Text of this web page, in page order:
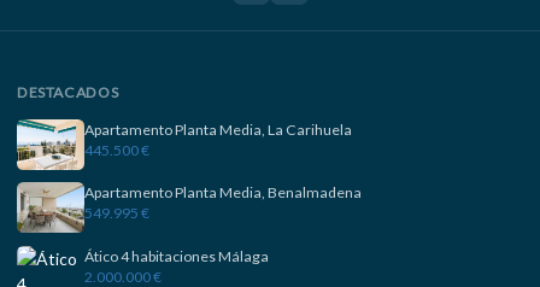
DESTACADOS
Apartamento Planta Media, La Carihuela
445.500 €
Apartamento Planta Media, Benalmadena
549.995 €
Ático 4 habitaciones Málaga
2.000.000 €